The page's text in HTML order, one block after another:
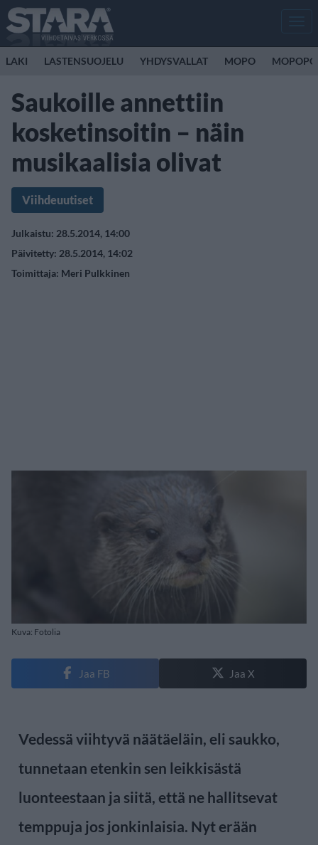
LAKI LASTENSUOJELU YHDYSVALLAT MOPO
Saukoille annettiin
kosketinsoitin – näin
musikaalisia olivat
Viihdeuutiset
Julkaistu: 28.5.2014, 14:00
Päivitetty: 28.5.2014, 14:02
Toimittaja: Meri Pulkkinen
Kuva: Fotolia
Jaa FB Jaa X
Vedessä viihtyvä näätäeläin, eli saukko,
tunnetaan etenkin sen leikkisästä
luonteestaan ja siitä, että ne hallitsevat
temppuja jos jonkinlaisia. Nyt erään